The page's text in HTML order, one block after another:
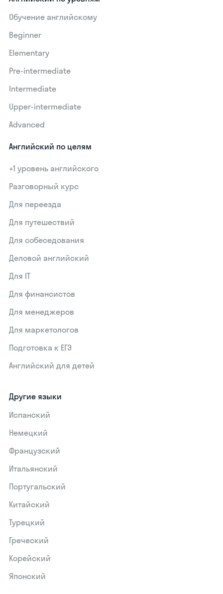
Обучение английскому
Beginner
Elementary
Pre-intermediate
Intermediate
Upper-intermediate
Advanced
Английский по целям
+1 уровень английского
Разговорный курс
Для переезда
Для путешествий
Для собеседования
Деловой английский
Для IT
Для финансистов
Для менеджеров
Для маркетологов
Подготовка к ЕГЭ
Английский для детей
Другие языки
Испанский
Немецкий
Французский
Итальянский
Португальский
Китайский
Турецкий
Греческий
Корейский
Японский